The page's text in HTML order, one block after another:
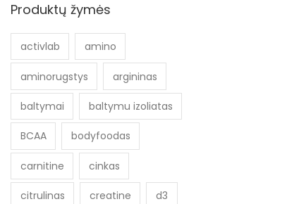
Produktų žymės
activlab amino
aminorugstys argininas
baltymai baltymu izoliatas
BCAA bodyfoodas
carnitine cinkas
citrulinas creatine d3